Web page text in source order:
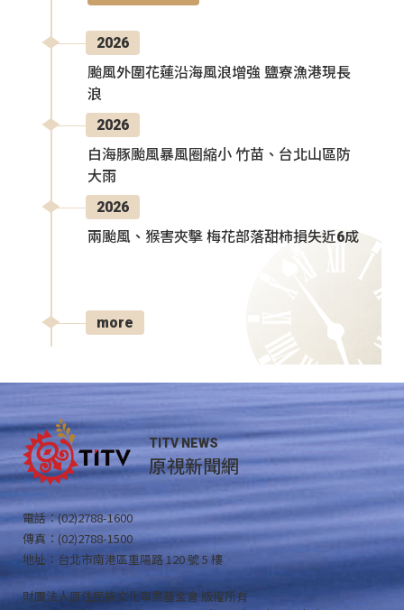
2026
颱風外圍花蓮沿海風浪增強 鹽寮漁港現長
浪
2026
白海豚颱風暴風圈縮小 竹苗、台北山區防
大雨
2026
兩颱風、猴害夾擊 梅花部落甜柿損失近6成
more
TITV NEWS
原視新聞網
電話：(02)2788-1600
傳真：(02)2788-1500
地址：台北市南港區重陽路 120 號 5 樓
財團法人原住民族文化事業基金會 版權所有